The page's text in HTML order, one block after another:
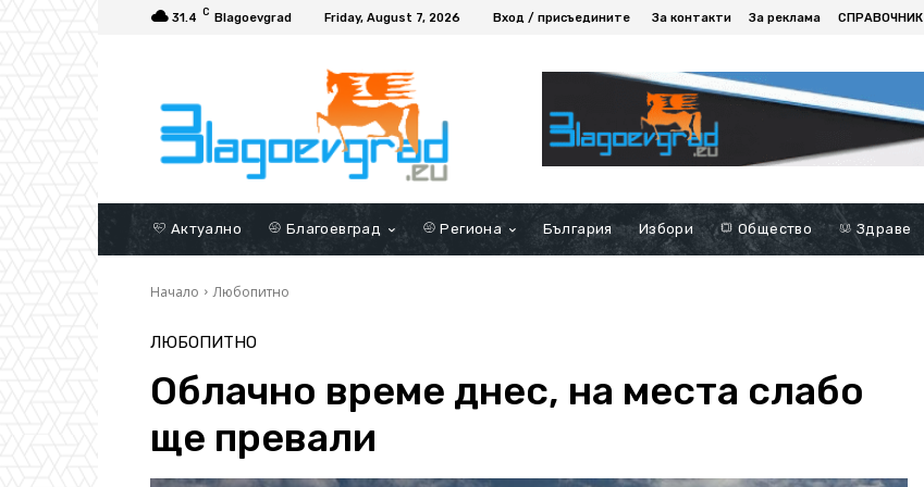
31.4 C Blagoevgrad Friday, August 7, 2026 Вход / присъедините За контакти За реклама СПРАВОЧНИК
Актуално Благоевград Региона България Избори Общество Здраве
Начало Любопитно
ЛЮБОПИТНО
Облачно време днес, на места слабо
ще превали